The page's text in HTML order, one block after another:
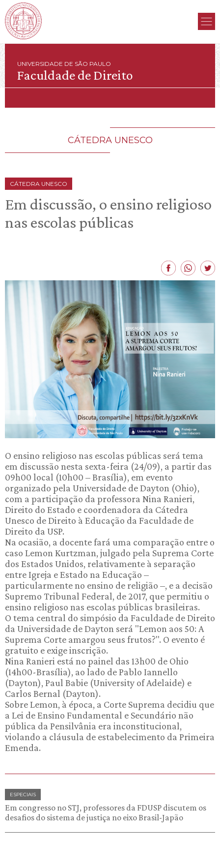
UNIVERSIDADE DE SÃO PAULO
Faculdade de Direito
CÁTEDRA UNESCO
CÁTEDRA UNESCO
Em discussão, o ensino religioso
nas escolas públicas
O ensino religioso nas escolas públicas será tema
em discussão nesta sexta-feira (24/09), a partir das
09h00 local (10h00 – Brasília), em evento
organizado pela Universidade de Dayton (Ohio),
com a participação da professora Nina Ranieri,
Direito do Estado e coordenadora da Cátedra
Unesco de Direito à Educação da Faculdade de
Direito da USP.
Na ocasião, a docente fará uma comparação entre o
caso Lemon Kurtzman, julgado pela Suprema Corte
dos Estados Unidos, relativamente à separação
entre Igreja e Estado na Educação –
particularmente no ensino de religião –, e a decisão
Supremo Tribunal Federal, de 2017, que permitiu o
ensino religioso nas escolas públicas brasileiras.
O tema central do simpósio da Faculdade de Direito
da Universidade de Dayton será "Lemon aos 50: A
Suprema Corte amargou seus frutos?". O evento é
gratuito e exige inscrição.
Nina Ranieri está no painel das 13h00 de Ohio
(14h00-Brasília), ao lado de Pablo Iannello
(Dayton), Paul Babie (University of Adelaide) e
Carlos Bernal (Dayton).
Sobre Lemon, à época, a Corte Suprema decidiu que
a Lei de Ensino Fundamental e Secundário não
pública da Pensilvânia era inconstitucional,
violando a cláusula de estabelecimento da Primeira
Emenda.
ESPECIAIS
Em congresso no STJ, professores da FDUSP discutem os
desafios do sistema de justiça no eixo Brasil-Japão